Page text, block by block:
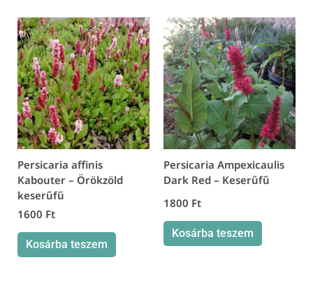
Persicaria affinis
Kabouter – Örökzöld
keserűfű
1600 Ft
Kosárba teszem
Persicaria Ampexicaulis
Dark Red – Keserűfű
1800 Ft
Kosárba teszem